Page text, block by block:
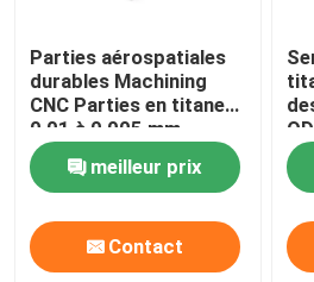
Parties aérospatiales
durables Machining
CNC Parties en titane
0,01 à 0,005 mm
Tolérance
meilleur prix
Contact